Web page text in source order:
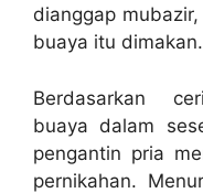
dianggap
buaya itu dimakan.
Berdasarkan
buaya dalam
pengantin pria
pernikahan.